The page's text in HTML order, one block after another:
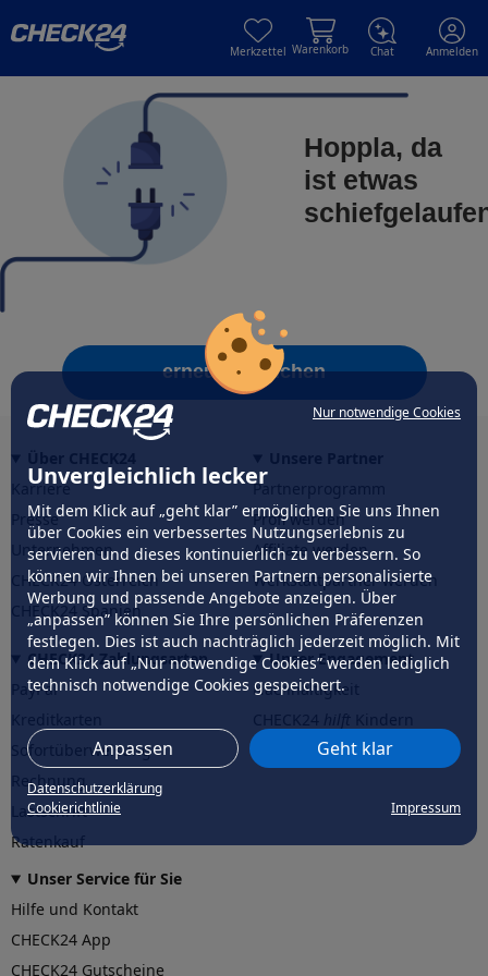
Nur notwendige Cookies
Unvergleichlich lecker
Mit dem Klick auf „geht klar” ermöglichen Sie uns Ihnen
über Cookies ein verbessertes Nutzungserlebnis zu
servieren und dieses kontinuierlich zu verbessern. So
können wir Ihnen bei unseren Partnern personalisierte
Werbung und passende Angebote anzeigen. Über
„anpassen” können Sie Ihre persönlichen Präferenzen
festlegen. Dies ist auch nachträglich jederzeit möglich. Mit
dem Klick auf „Nur notwendige Cookies” werden lediglich
technisch notwendige Cookies gespeichert.
Anpassen Geht klar
Datenschutzerklärung
Cookierichtlinie
Impressum
Merkzettel Warenkorb Chat Anmelden
Hoppla, da
ist etwas
erneut versuchen
Karriere
Presse
Unternehmen
CHECK24 Österreich
CHECK24 Spanien
Partnerprogramm
Profi werden
Affiliate werden
Werkstattpartner werden
CHECK24 Zahlungsarten
PayPal
Sofortüberweisung
Rechnung
Lastschrift
Ratenkauf
Unser Engagement
Nachhaltigkeit
CHECK24hilftder Natur
Unser Service für Sie
Hilfe und Kontakt
CHECK24 App
CHECK24 Gutscheine